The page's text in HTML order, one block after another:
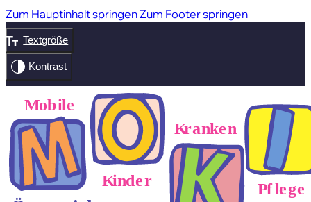
Zum Hauptinhalt springenZum Footer springen
Textgröße